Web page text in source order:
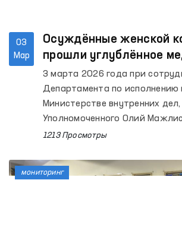
03
Мар
Осуждённые женской
прошли углублённое
обследование
3 марта 2026 года при
Департамента по исполнению
Министерстве внутренних дел,
Уполномоченного Олий
человека (омбудсмана),
демократической партии
«Адолат» в колонии
1213 Просмотры
мониторинг